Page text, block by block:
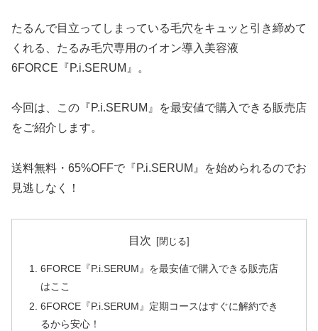
たるんで目立ってしまっている毛穴をキュッと引き締めて
くれる、たるみ毛穴専用のイオン導入美容液
6FORCE『P.i.SERUM』。
今回は、この『P.i.SERUM』を最安値で購入できる販売店
をご紹介します。
送料無料・65%OFFで『P.i.SERUM』を始められるのでお
見逃しなく！
目次
6FORCE『P.i.SERUM』を最安値で購入できる販売店
はここ
6FORCE『P.i.SERUM』定期コースはすぐに解約でき
るから安心！